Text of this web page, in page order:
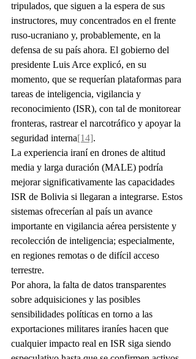
tripulados, que siguen a la espera de sus
instructores, muy concentrados en el frente
ruso-ucraniano y, probablemente, en la
defensa de su país ahora. El gobierno del
presidente Luis Arce explicó, en su
momento, que se requerían plataformas para
tareas de inteligencia, vigilancia y
reconocimiento (ISR), con tal de monitorear
fronteras, rastrear el narcotráfico y apoyar la
seguridad interna[14].
La experiencia iraní en drones de altitud
media y larga duración (MALE) podría
mejorar significativamente las capacidades
ISR de Bolivia si llegaran a integrarse. Estos
sistemas ofrecerían al país un avance
importante en vigilancia aérea persistente y
recolección de inteligencia; especialmente,
en regiones remotas o de difícil acceso
terrestre.
Por ahora, la falta de datos transparentes
sobre adquisiciones y las posibles
sensibilidades políticas en torno a las
exportaciones militares iraníes hacen que
cualquier impacto real en ISR siga siendo